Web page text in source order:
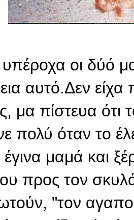
οι δύό
αυτό.Δεν
μα πίστευα
πολύ όταν το
μαμά και
προς τον
"τον